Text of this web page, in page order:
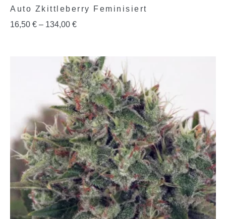
Auto Zkittleberry Feminisiert
16,50 € – 134,00 €